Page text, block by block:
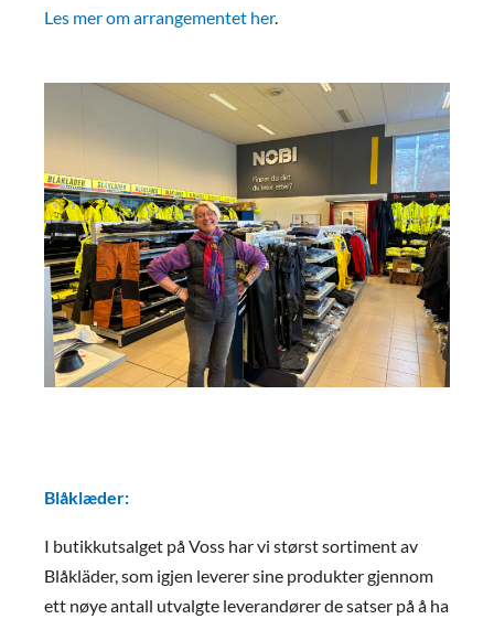
Les mer om arrangementet her.
Blåklæder:
I butikkutsalget på Voss har vi størst sortiment av
Blåkläder, som igjen leverer sine produkter gjennom
ett nøye antall utvalgte leverandører de satser på å ha